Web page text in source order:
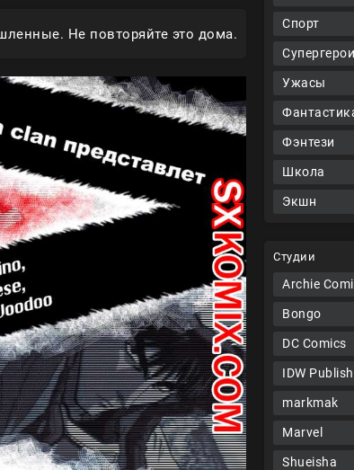
Спорт
Супергерои
Ужасы
Фэнтези
Школа
Экшн
Студии
Archie
Bongo
DC Comics
IDW
markmak
Marvel
Shueisha
Не повторяйте это дома.